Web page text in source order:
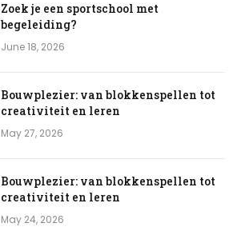
Zoek je een sportschool met
begeleiding?
June 18, 2026
Bouwplezier: van blokkenspellen tot
creativiteit en leren
May 27, 2026
Bouwplezier: van blokkenspellen tot
creativiteit en leren
May 24, 2026